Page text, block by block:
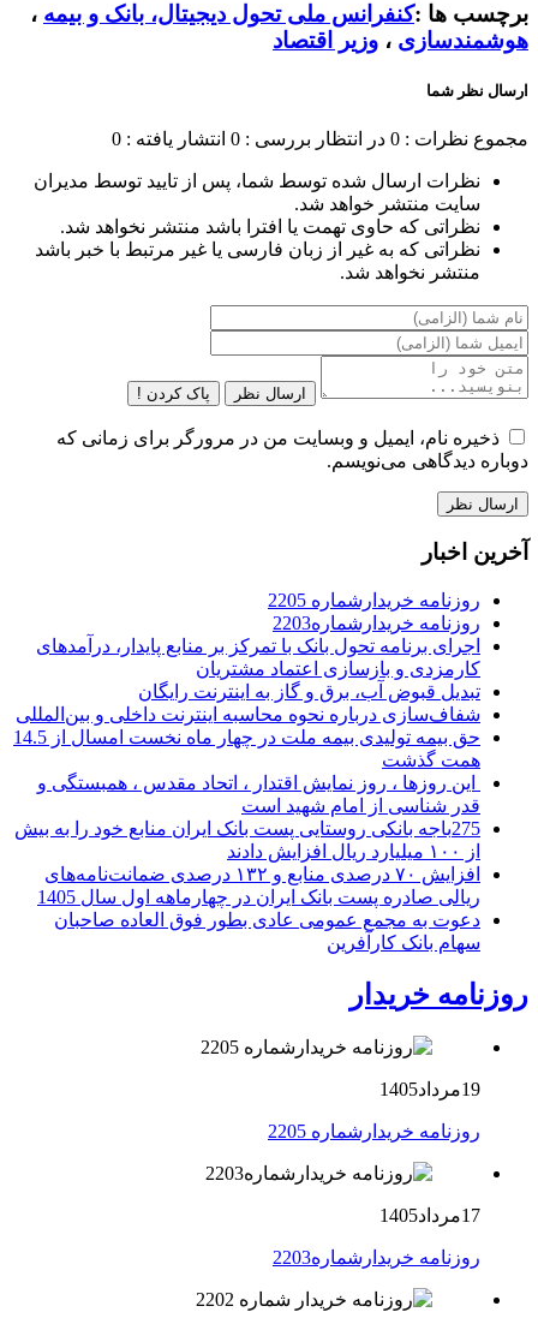
برچسب ها :کنفرانس ملی تحول دیجیتال، بانک و بیمه ،
هوشمندسازی ، وزیر اقتصاد
ارسال نظر شما
مجموع نظرات : 0 در انتظار بررسی : 0 انتشار یافته : 0
نظرات ارسال شده توسط شما، پس از تایید توسط مدیران
سایت منتشر خواهد شد.
نظراتی که حاوی تهمت یا افترا باشد منتشر نخواهد شد.
نظراتی که به غیر از زبان فارسی یا غیر مرتبط با خبر باشد
منتشر نخواهد شد.
ارسال نظر پاک کردن !
ذخیره نام، ایمیل و وبسایت من در مرورگر برای زمانی که
دوباره دیدگاهی می‌نویسم.
آخرین اخبار
روزنامه خریدارشماره 2205
روزنامه خریدارشماره2203
اجرای برنامه تحول بانک با تمرکز بر منابع پایدار، درآمدهای
کارمزدی و بازسازی اعتماد مشتریان
تبدیل قبوض آب، برق و گاز به اینترنت رایگان
شفاف‌سازی درباره نحوه محاسبه اینترنت داخلی و بین‌المللی
حق بیمه تولیدی بیمه ملت در چهار ماه نخست امسال از 14.5
همت گذشت
این روزها ، روز نمایش اقتدار ، اتحاد مقدس ، همبستگی و
قدر شناسی از امام شهید است
275باجه بانکی روستایی پست بانک ایران منابع خود را به بیش
از ۱۰۰ میلیارد ریال افزایش دادند
افزایش ۷۰ درصدی منابع و ۱۳۲ درصدی ضمانت‌نامه‌های
ریالی صادره پست بانک ایران در چهارماهه اول سال 1405
دعوت به مجمع عمومی عادی بطور فوق العاده صاحبان
سهام بانک کارآفرین
روزنامه خریدار
19مرداد1405
روزنامه خریدارشماره 2205
17مرداد1405
روزنامه خریدارشماره2203